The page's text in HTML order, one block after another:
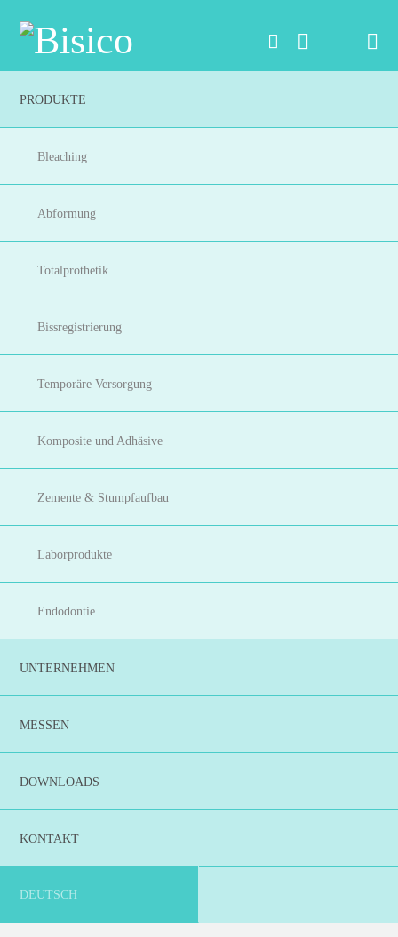
PRODUKTE
Bleaching
Abformung
Totalprothetik
Bissregistrierung
Temporäre Versorgung
Komposite und Adhäsive
Zemente & Stumpfaufbau
Laborprodukte
Endodontie
UNTERNEHMEN
MESSEN
DOWNLOADS
KONTAKT
DEUTSCH